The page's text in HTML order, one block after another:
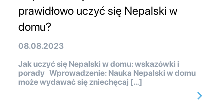
prawidłowo uczyć się Nepalski w
domu?
08.08.2023
Jak uczyć się Nepalski w domu: wskazówki i
porady Wprowadzenie: Nauka Nepalski w domu
może wydawać się zniechęcaj […]